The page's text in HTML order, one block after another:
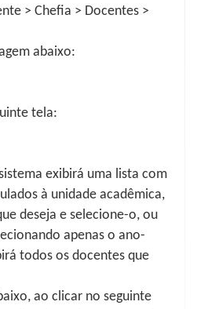
> Chefia > Docentes >
abaixo:
tela:
exibirá uma lista com
à unidade acadêmica,
deseja e selecione-o, ou
apenas o ano-
todos os docentes que
ao clicar no seguinte